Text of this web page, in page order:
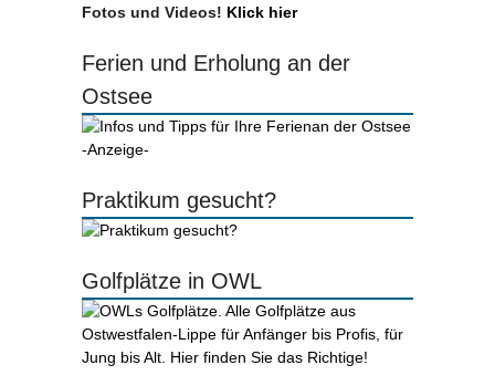
Fotos und Videos! Klick hier
Ferien und Erholung an der
Ostsee
-Anzeige-
Praktikum gesucht?
Golfplätze in OWL